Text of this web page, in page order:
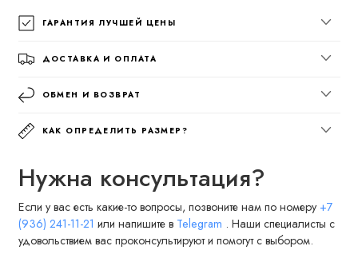
ГАРАНТИЯ ЛУЧШЕЙ ЦЕНЫ
ДОСТАВКА И ОПЛАТА
ОБМЕН И ВОЗВРАТ
КАК ОПРЕДЕЛИТЬ РАЗМЕР?
Нужна консультация?
Если у вас есть какие-то вопросы, позвоните нам по номеру +7
(936) 241-11-21 или напишите в Telegram . Наши специалисты с
удовольствием вас проконсультируют и помогут с выбором.